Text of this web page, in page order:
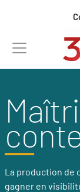
principal
La production de
gagner en